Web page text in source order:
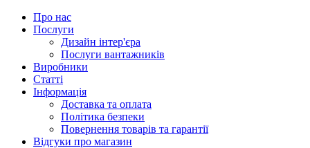
Про нас
Послуги
Дизайн інтер'єра
Послуги вантажників
Виробники
Статті
Інформація
Доставка та оплата
Політика безпеки
Повернення товарів та гарантії
Відгуки про магазин